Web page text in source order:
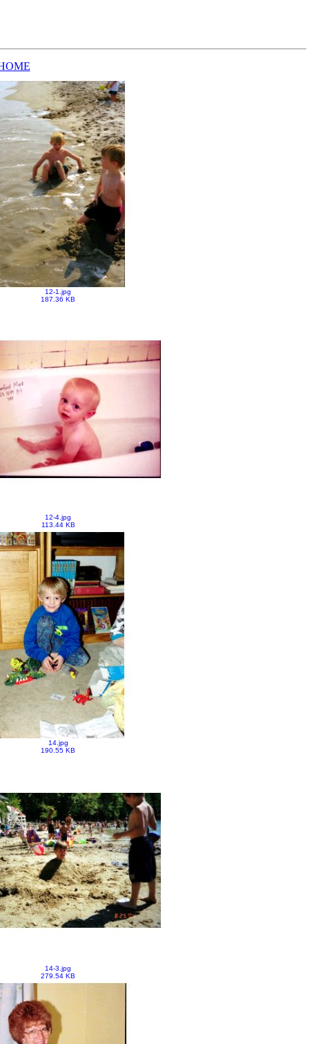
12-1.jpg
187.36 KB
12-4.jpg
113.44 KB
14.jpg
190.55 KB
14-3.jpg
279.54 KB